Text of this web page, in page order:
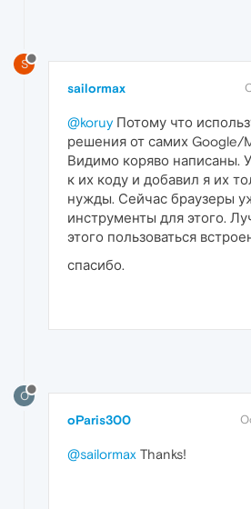
S
sailormax
@koruyПотому что
решения от самих Google/
Видимо коряво написаны.
к их коду и добавил я их
нужды. Сейчас браузеры
инструменты для этого.
этого пользоваться
спасибо.
O
oParis300
@sailormax Thanks!